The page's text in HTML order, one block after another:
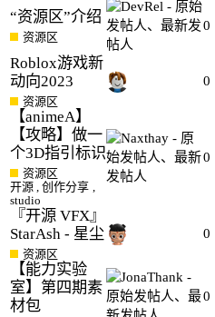
“资源区”介绍
资源区
0
Roblox游戏新
动向2023
资源区
0
【animeA】
【攻略】做一
个3D指引标识
资源区
开源 ,创作分享
studio
0
『开源 VFX』
StarAsh - 星尘
资源区
0
【能力实验
室】第四期素
材包
0